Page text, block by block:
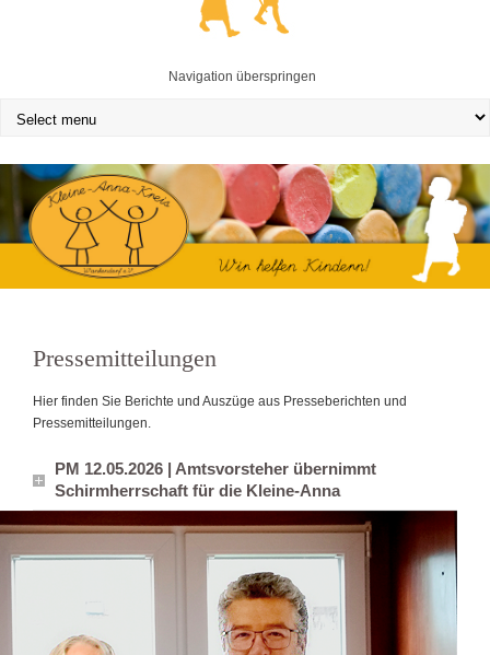
Navigation überspringen
Pressemitteilungen
Hier finden Sie Berichte und Auszüge aus Presseberichten und
Pressemitteilungen.
PM 12.05.2026 | Amtsvorsteher übernimmt
Schirmherrschaft für die Kleine-Anna